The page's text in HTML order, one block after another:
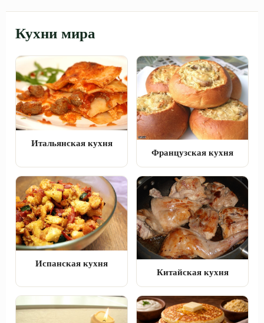
Кухни мира
Итальянская кухня
Французская кухня
Испанская кухня
Китайская кухня